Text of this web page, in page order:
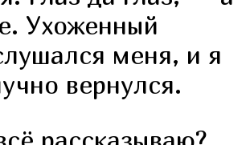
Ухоженный
меня, и я
вернулся.